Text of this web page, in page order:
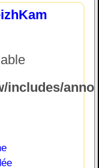
includes/